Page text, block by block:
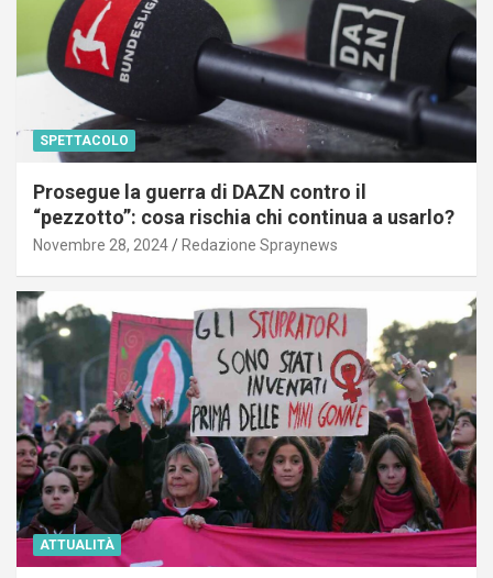
SPETTACOLO
Prosegue la guerra di DAZN contro il
“pezzotto”: cosa rischia chi continua a usarlo?
Novembre 28, 2024 Redazione Spraynews
ATTUALITÀ